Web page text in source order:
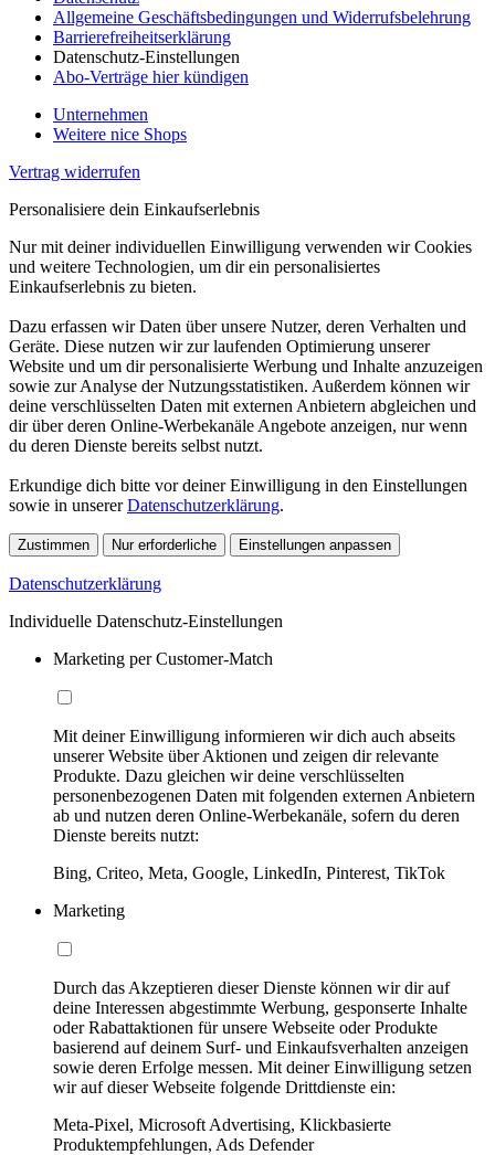
Allgemeine Geschäftsbedingungen und Widerrufsbelehrung
Barrierefreiheitserklärung
Datenschutz-Einstellungen
Abo-Verträge hier kündigen
Unternehmen
Weitere nice Shops
Vertrag widerrufen
Personalisiere dein Einkaufserlebnis
Nur mit deiner individuellen Einwilligung verwenden wir Cookies
und weitere Technologien, um dir ein personalisiertes
Einkaufserlebnis zu bieten.
Dazu erfassen wir Daten über unsere Nutzer, deren Verhalten und
Geräte. Diese nutzen wir zur laufenden Optimierung unserer
Website und um dir personalisierte Werbung und Inhalte anzuzeigen
sowie zur Analyse der Nutzungsstatistiken. Außerdem können wir
deine verschlüsselten Daten mit externen Anbietern abgleichen und
dir über deren Online-Werbekanäle Angebote anzeigen, nur wenn
du deren Dienste bereits selbst nutzt.
Erkundige dich bitte vor deiner Einwilligung in den Einstellungen
sowie in unsererDatenschutzerklärung.
Zustimmen Nur erforderliche Einstellungen anpassen
Datenschutzerklärung
Individuelle Datenschutz-Einstellungen
Marketing per Customer-Match
Mit deiner Einwilligung informieren wir dich auch abseits
unserer Website über Aktionen und zeigen dir relevante
Produkte. Dazu gleichen wir deine verschlüsselten
personenbezogenen Daten mit folgenden externen Anbietern
ab und nutzen deren Online-Werbekanäle, sofern du deren
Dienste bereits nutzt:
Bing, Criteo, Meta, Google, LinkedIn, Pinterest, TikTok
Marketing
Durch das Akzeptieren dieser Dienste können wir dir auf
deine Interessen abgestimmte Werbung, gesponserte Inhalte
oder Rabattaktionen für unsere Webseite oder Produkte
basierend auf deinem Surf- und Einkaufsverhalten anzeigen
sowie deren Erfolge messen. Mit deiner Einwilligung setzen
wir auf dieser Webseite folgende Drittdienste ein:
Meta-Pixel, Microsoft Advertising, Klickbasierte
Produktempfehlungen, Ads Defender